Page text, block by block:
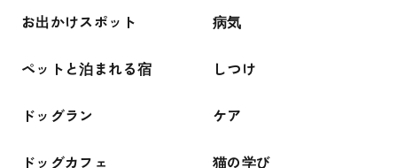
お出かけスポット
ペットと泊まれる宿
ドッグラン
ドッグカフェ
病気
しつけ
ケア
猫の学び